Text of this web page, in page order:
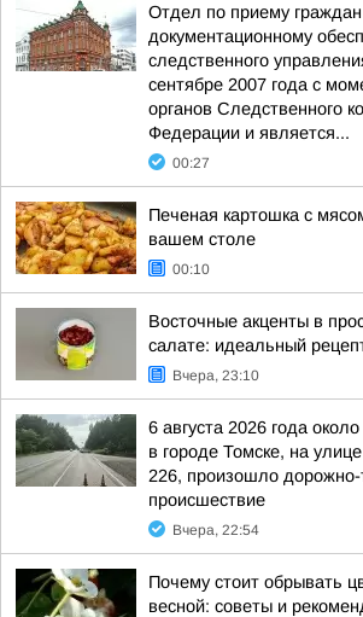
Отдел по приему
документационному
следственного
сентябре 2007 года с
органов Следственного
Федерации и является...
00:27
Печеная картошка с
вашем столе
00:10
Восточные акценты в
салате: идеальный
Вчера, 23:10
6 августа 2026 года
в городе Томске, на улице
226, произошло дорожно-
происшествие
Вчера, 22:54
Почему стоит обрывать
весной: советы и